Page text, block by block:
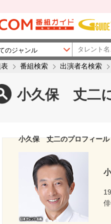
番組検索 出演者名検索
小久保 丈二
小久保 丈二のプロフィール